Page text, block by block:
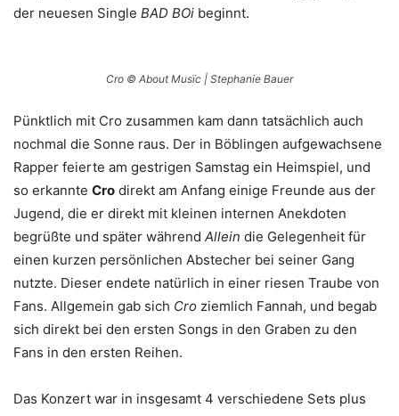
der neuesen Single BAD BOi beginnt.
Cro © About Musïc | Stephanie Bauer
Pünktlich mit Cro zusammen kam dann tatsächlich auch
nochmal die Sonne raus. Der in Böblingen aufgewachsene
Rapper feierte am gestrigen Samstag ein Heimspiel, und
so erkannte Cro direkt am Anfang einige Freunde aus der
Jugend, die er direkt mit kleinen internen Anekdoten
begrüßte und später während Allein die Gelegenheit für
einen kurzen persönlichen Abstecher bei seiner Gang
nutzte. Dieser endete natürlich in einer riesen Traube von
Fans. Allgemein gab sich Cro ziemlich Fannah, und begab
sich direkt bei den ersten Songs in den Graben zu den
Fans in den ersten Reihen.
Das Konzert war in insgesamt 4 verschiedene Sets plus